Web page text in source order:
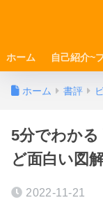
ホーム 自己紹介~
ホーム 書評
5分でわか
ど面白い図
2022-11-21